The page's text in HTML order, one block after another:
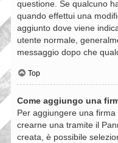
questione. Se qualcuno
quando effettui una
aggiunto dove viene
utente normale,
messaggio dopo che
Top
Come aggiungo una
Per aggiungere una
crearne una tramite il
creata, è possibile